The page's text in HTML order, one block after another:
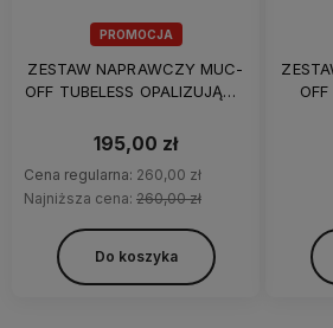
PROMOCJA
ZESTAW NAPRAWCZY MUC-
OFF TUBELESS OPALIZUJĄCY
Plugs Iridescent
195,00 zł
Cena regularna: 260,00 zł
Najniższa cena: 260,00 zł
Do koszyka